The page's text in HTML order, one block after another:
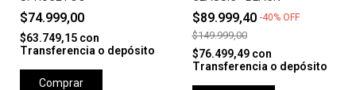
$74.999,00
$63.749,15 con
Transferencia o depósito
Comprar
$89.999,40 -40% OFF
$149.999,00
$76.499,49 con
Transferencia o depósito